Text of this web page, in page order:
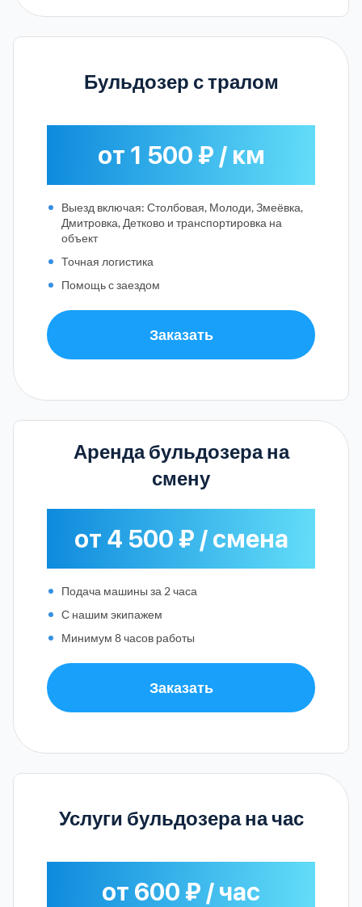
Бульдозер с тралом
от 1 500 ₽ / км
Выезд включая: Столбовая, Молоди, Змеёвка,
Дмитровка, Детково и транспортировка на
объект
Точная логистика
Помощь с заездом
Заказать
Аренда бульдозера на
смену
от 4 500 ₽ / смена
Подача машины за 2 часа
С нашим экипажем
Минимум 8 часов работы
Заказать
Услуги бульдозера на час
от 600 ₽ / час